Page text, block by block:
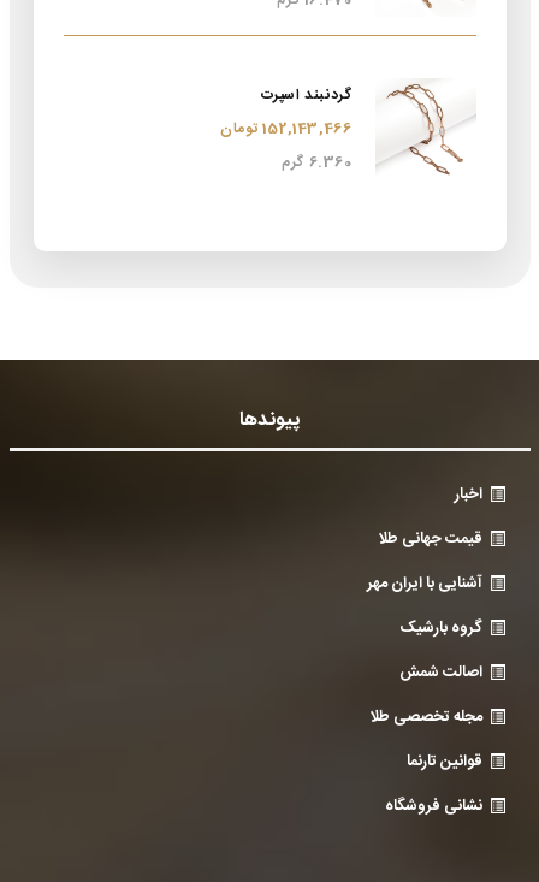
گردنبند اسپرت
152,143,466 تومان
6.360 گرم
پیوندها
اخبار
قیمت جهانی طلا
آشنایی با ایران مهر
گروه بارشیک
اصالت شمش
مجله تخصصی طلا
قوانین تارنما
نشانی فروشگاه